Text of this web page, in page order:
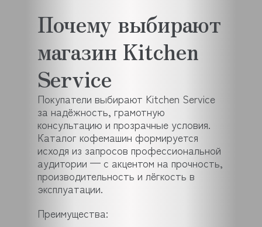
Почему выбирают
магазин Kitchen
Service
Покупатели выбирают Kitchen Service
за надёжность, грамотную
консультацию и прозрачные условия.
Каталог кофемашин формируется
исходя из запросов профессиональной
аудитории — с акцентом на прочность,
производительность и лёгкость в
эксплуатации.
Преимущества: